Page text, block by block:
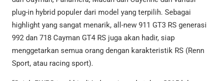
plug-in hybrid populer dari model yang terpilih. Sebagai
highlight yang sangat menarik, all-new 911 GT3 RS generasi
992 dan 718 Cayman GT4 RS juga akan hadir, siap
menggetarkan semua orang dengan karakteristik RS (Renn
Sport, atau racing sport).